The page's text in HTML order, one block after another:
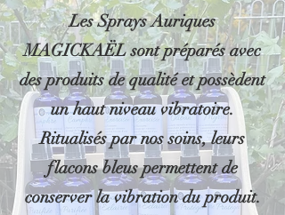
Les Sprays Auriques
MAGICKAËL sont préparés avec
des produits de qualité et possèdent
un haut niveau vibratoire.
Ritualisés par nos soins, leurs
flacons bleus permettent de
conserver la vibration du produit.